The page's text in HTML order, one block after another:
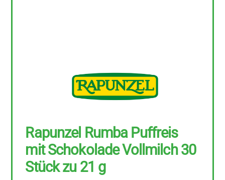
Rapunzel Rumba Puffreis
mit Schokolade Vollmilch 30
Stück zu 21 g